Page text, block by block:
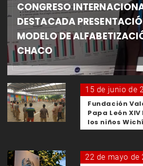
CONGRESO
DESTACADA
MODELO DE
CHACO
15 de junio de
Fundación
Papa León
los niños
22 de mayo de